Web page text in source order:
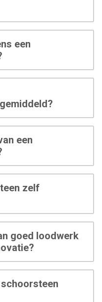
een
een
zelf
goed loodwerk